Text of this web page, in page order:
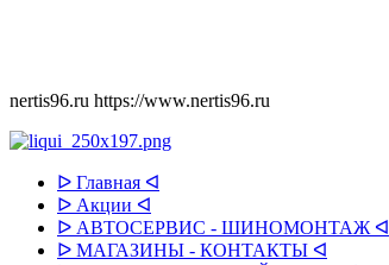
nertis96.ru https://www.nertis96.ru
ᐅ Главная ᐊ
ᐅ Акции ᐊ
ᐅ АВТОСЕРВИС - ШИНОМОНТАЖ ᐊ
ᐅ МАГАЗИНЫ - КОНТАКТЫ ᐊ